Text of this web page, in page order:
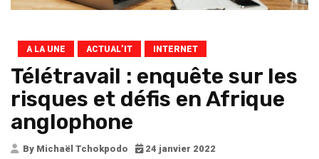
A LA UNE ACTUAL’IT INTERNET
Télétravail : enquête sur les
risques et défis en Afrique
anglophone
By Michaël Tchokpodo
24 janvier 2022